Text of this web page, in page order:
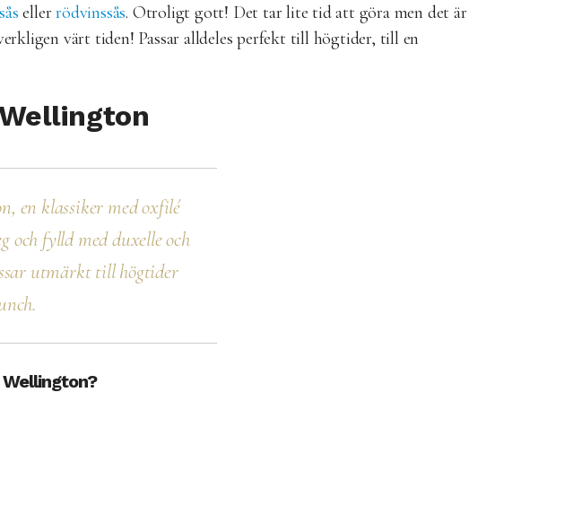
ellerrödvinssås. Otroligt gott! Det tar lite tid att göra men det är
värt tiden! Passar alldeles perfekt till högtider, till en
en klassiker med oxfilé
och fylld med duxelle och
utmärkt till högtider